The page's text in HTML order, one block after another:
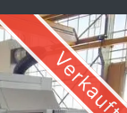
Verkauft